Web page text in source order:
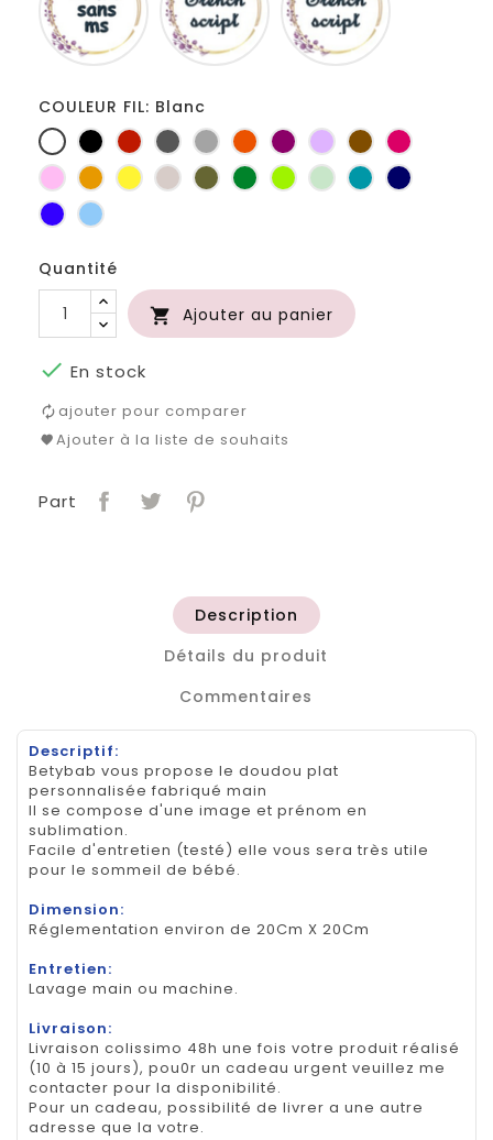
ms
COULEUR FIL: Blanc
BlancNoir RougeGris
foncé
Gris
clair
OrangePruneLilasMarronFuchsia
RoseJaune
d'or
jauneFicelleKaki Vert
bouteille
Anis
Vert
d'eau
Turquoise
Marine
Bleu
roi
Bleu
Quantité
 Ajouter au panier
 En stock
ajouter pour comparer
Ajouter à la liste de souhaits
Part
Description
Détails du produit
Commentaires
Descriptif:
Betybab vous propose le doudou plat
personnalisée fabriqué main
Il se compose d'une image et prénom en
sublimation.
Facile d'entretien (testé) elle vous sera très utile
pour le sommeil de bébé.
Dimension:
Réglementation environ de 20Cm X 20Cm
Entretien:
Lavage main ou machine.
Livraison:
Livraison colissimo 48h une fois votre produit réalisé
(10 à 15 jours), pou0r un cadeau urgent veuillez me
contacter pour la disponibilité.
Pour un cadeau, possibilité de livrer a une autre
adresse que la votre.